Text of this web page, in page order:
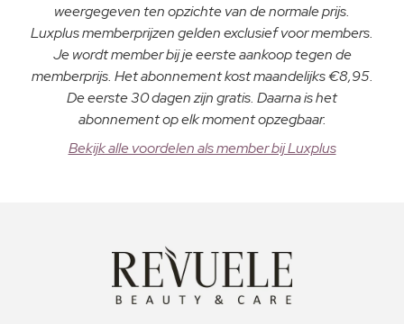
weergegeven ten opzichte van de normale prijs.
Luxplus memberprijzen gelden exclusief voor members.
Je wordt member bij je eerste aankoop tegen de
memberprijs. Het abonnement kost maandelijks €8,95.
De eerste 30 dagen zijn gratis. Daarna is het
abonnement op elk moment opzegbaar.
Bekijk alle voordelen als member bij Luxplus